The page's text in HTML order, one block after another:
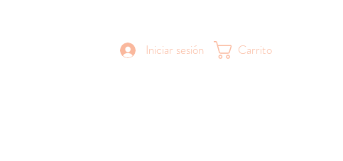
Iniciar sesión Carrito